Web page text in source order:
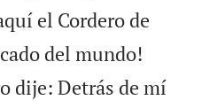
el Cordero de
del mundo!
dije: Detrás de mí